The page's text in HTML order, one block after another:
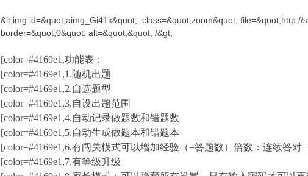
&lt;img id=&quot;aimg_Gi41k&quot; class=&quot;zoom&quot;
border=&quot;0&quot; alt=&quot;&quot; /&gt;
[color=#4169e1,功能表：
[color=#4169e1,1.随机出题
[color=#4169e1,2.自选题型
[color=#4169e1,3.自设出题范围
[color=#4169e1,4.自动记录做题数和错题数
[color=#4169e1,5.自动生成做题本和错题本
[color=#4169e1,6.有闯关模式可以增加经验（=答题数）倍数：连续答对
[color=#4169e1,7.有等级升级